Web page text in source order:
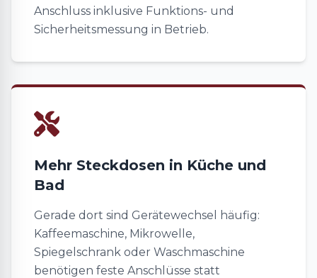
Anschluss inklusive Funktions- und
Sicherheitsmessung in Betrieb.
Mehr Steckdosen in Küche und
Bad
Gerade dort sind Gerätewechsel häufig:
Kaffeemaschine, Mikrowelle,
Spiegelschrank oder Waschmaschine
benötigen feste Anschlüsse statt